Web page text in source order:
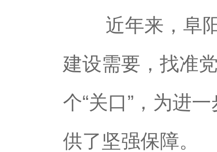
近年来，阜阳
建设需要，找准
个“关口”，为进
供了坚强保障。